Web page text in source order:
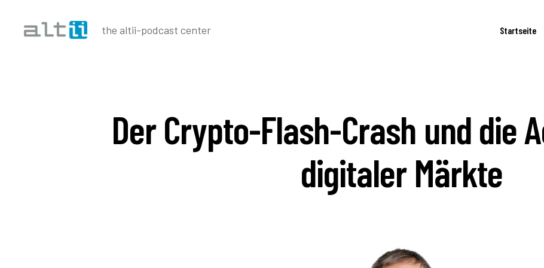
the altii-podcast center Startseite
Der Crypto-Flash-Crash und die
digitaler Märkte